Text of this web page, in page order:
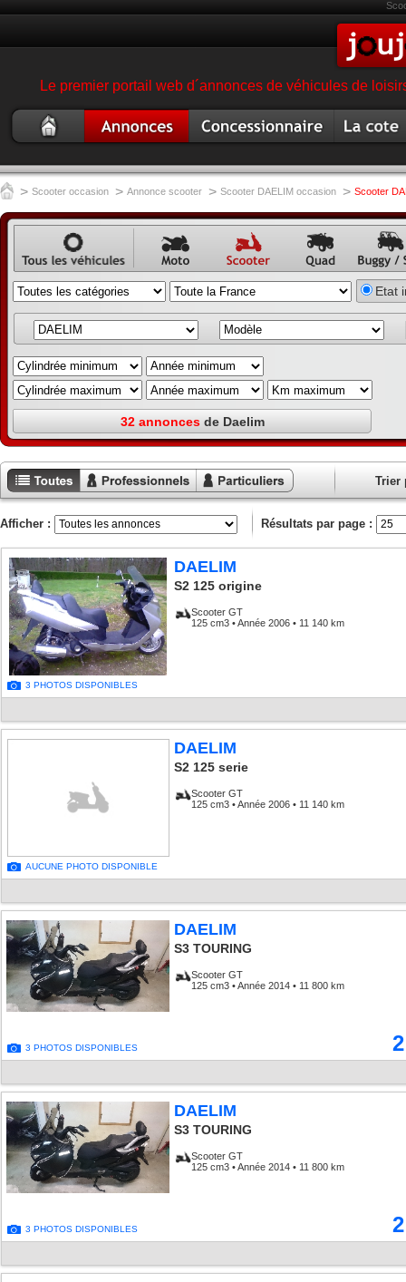
Le premier portail web d´annonces de véhicules de
occasion
scooter
garage magasin
scooter
scooter
> Scooter occasion > Annonce scooter > Scooter DAELIM occasion > Scooter
Annonce
véhicule
occasion
Annonce
moto
Annonce
scooter
Annonce
buggy,
SSV
Etat
32 annoncesde Daelim
Toutes les
annonces
Annonces
professionnels
Annonces
particuliers
Trier
Afficher : Résultats par page :
3 PHOTOS DISPONIBLES
DAELIM
S2 125 origine
Scooter GT
125 cm3 • Année 2006 • 11 140 km
AUCUNE PHOTO DISPONIBLE
DAELIM
S2 125 serie
Scooter GT
125 cm3 • Année 2006 • 11 140 km
3 PHOTOS DISPONIBLES
DAELIM
S3 TOURING
Scooter GT
125 cm3 • Année 2014 • 11 800 km
3 PHOTOS DISPONIBLES
DAELIM
S3 TOURING
Scooter GT
125 cm3 • Année 2014 • 11 800 km